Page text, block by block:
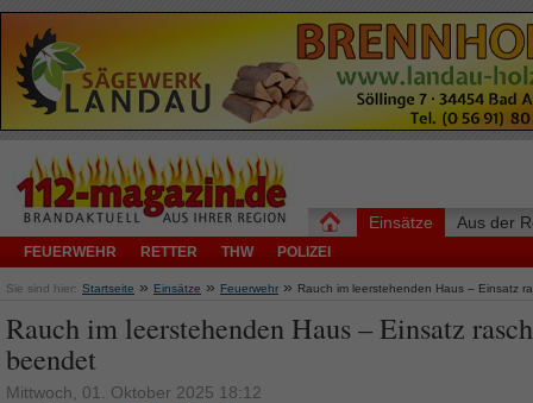
Einsätze
FEUERWEHR RETTER THW POLIZEI
Aus der
Sie sind hier: Startseite » Einsätze » Feuerwehr » Rauch im leerstehenden Haus – Einsatz
Rauch im leerstehenden Haus – Einsatz rasch
beendet
Mittwoch, 01. Oktober 2025 18:12